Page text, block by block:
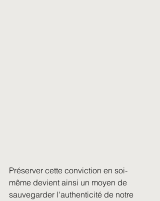
Préserver cette conviction en soi-
même devient ainsi un moyen de
sauvegarder l'authenticité de notre